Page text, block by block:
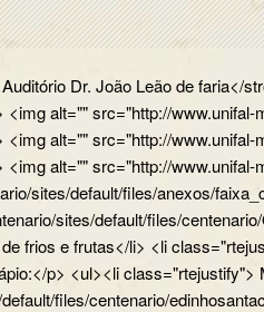
Dr. João Leão de
<img alt="" src="http://
alt="" src="http://
<img alt="" src="http://
sites/default/files/anexos/
sites/default/files/
frios e frutas</li> <li
p> <ul><li
files/centenario/